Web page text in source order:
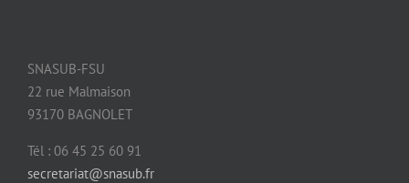
SNASUB-FSU
22 rue Malmaison
93170 BAGNOLET
Tél : 06 45 25 60 91
secretariat@snasub.fr